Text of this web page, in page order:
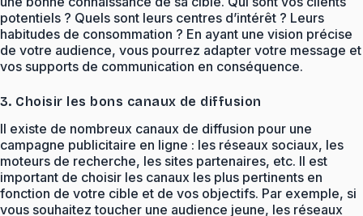
potentiels ? Quels sont leurs centres d’intérêt ? Leurs
habitudes de consommation ? En ayant une vision précise
de votre audience, vous pourrez adapter votre message et
vos supports de communication en conséquence.
3. Choisir les bons canaux de diffusion
Il existe de nombreux canaux de diffusion pour une
campagne publicitaire en ligne : les réseaux sociaux, les
moteurs de recherche, les sites partenaires, etc. Il est
important de choisir les canaux les plus pertinents en
fonction de votre cible et de vos objectifs. Par exemple, si
vous souhaitez toucher une audience jeune, les réseaux